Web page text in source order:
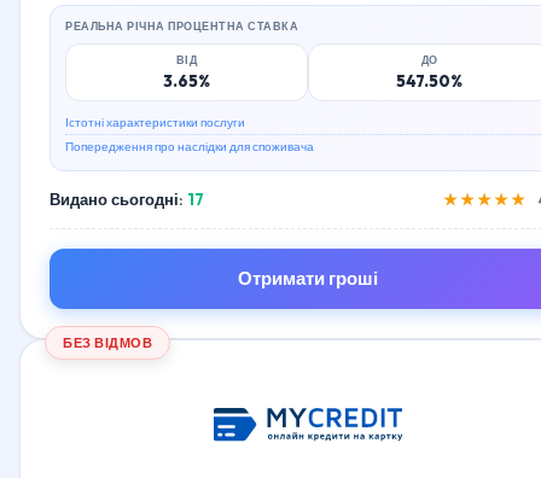
РЕАЛЬНА РІЧНА ПРОЦЕНТНА СТАВКА
ВІД
3.65%
ДО
547.50%
Істотні характеристики послуги
Попередження про наслідки для споживача
Видано сьогодні: 17 ★★★★★
Отримати гроші
БЕЗ ВІДМОВ